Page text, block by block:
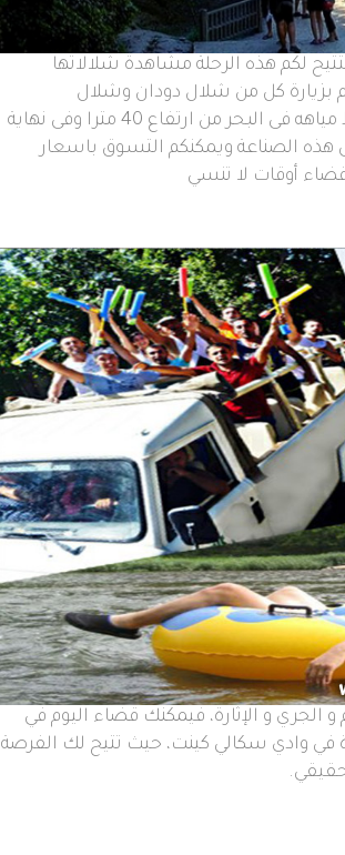
لكم هذه الرحلة مشاهدة شلالاتها
بزيارة كل من شلال دودان وشلال
فى البحر من ارتفاع 40 مترا وفى نهاية
هذه الصناعة ويمكنكم التسوق باسعار
أوقات لا تنسي
و الجري و الإثارة، فيمكنك قضاء اليوم في
في وادي سكالي كينت، حيث تتيح لك الفرصة
.